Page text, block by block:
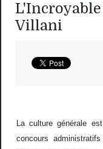
Villani
La culture générale
concours